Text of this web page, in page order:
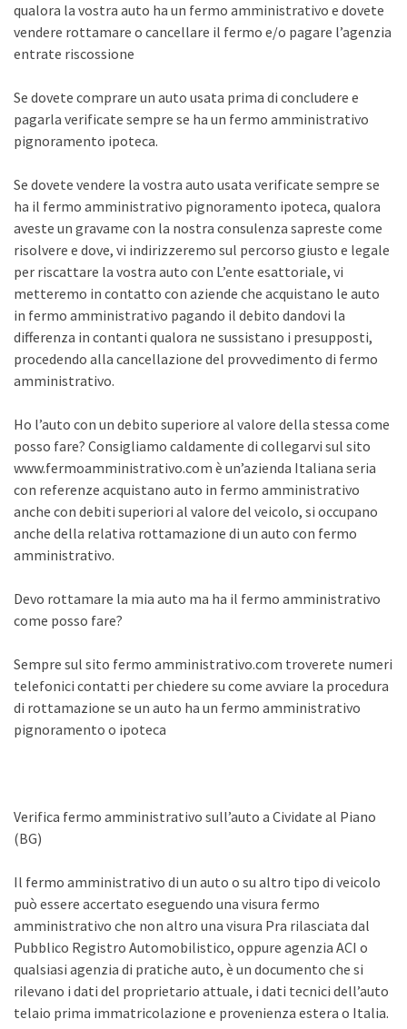
qualora la vostra auto ha un fermo amministrativo e dovete
vendere rottamare o cancellare il fermo e/o pagare l’agenzia
entrate riscossione
Se dovete comprare un auto usata prima di concludere e
pagarla verificate sempre se ha un fermo amministrativo
pignoramento ipoteca.
Se dovete vendere la vostra auto usata verificate sempre se
ha il fermo amministrativo pignoramento ipoteca, qualora
aveste un gravame con la nostra consulenza sapreste come
risolvere e dove, vi indirizzeremo sul percorso giusto e legale
per riscattare la vostra auto con L’ente esattoriale, vi
metteremo in contatto con aziende che acquistano le auto
in fermo amministrativo pagando il debito dandovi la
differenza in contanti qualora ne sussistano i presupposti,
procedendo alla cancellazione del provvedimento di fermo
amministrativo.
Ho l’auto con un debito superiore al valore della stessa come
posso fare? Consigliamo caldamente di collegarvi sul sito
www.fermoamministrativo.com è un’azienda Italiana seria
con referenze acquistano auto in fermo amministrativo
anche con debiti superiori al valore del veicolo, si occupano
anche della relativa rottamazione di un auto con fermo
amministrativo.
Devo rottamare la mia auto ma ha il fermo amministrativo
come posso fare?
Sempre sul sito fermo amministrativo.com troverete numeri
telefonici contatti per chiedere su come avviare la procedura
di rottamazione se un auto ha un fermo amministrativo
pignoramento o ipoteca
Verifica fermo amministrativo sull’auto a Cividate al Piano
(BG)
Il fermo amministrativo di un auto o su altro tipo di veicolo
può essere accertato eseguendo una visura fermo
amministrativo che non altro una visura Pra rilasciata dal
Pubblico Registro Automobilistico, oppure agenzia ACI o
qualsiasi agenzia di pratiche auto, è un documento che si
rilevano i dati del proprietario attuale, i dati tecnici dell’auto
telaio prima immatricolazione e provenienza estera o Italia.